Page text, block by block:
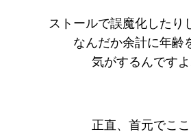
ストールで誤魔化したり
なんだか余計に年齢
気がするんですよ
正直、首元でこ